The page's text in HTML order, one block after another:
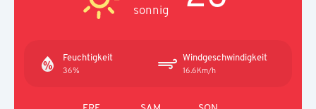
sonnig
Feuchtigkeit
36%
Windgeschwindigkeit
16.6Km/h